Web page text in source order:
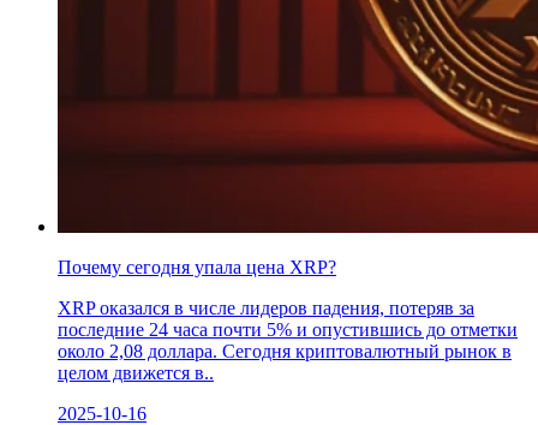
Почему сегодня упала цена XRP?
XRP оказался в числе лидеров падения, потеряв за
последние 24 часа почти 5% и опустившись до отметки
около 2,08 доллара. Сегодня криптовалютный рынок в
целом движется в..
2025-10-16